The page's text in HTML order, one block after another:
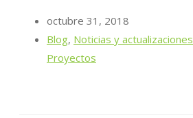
octubre 31, 2018
Blog, Noticias y actualizaciones
Proyectos